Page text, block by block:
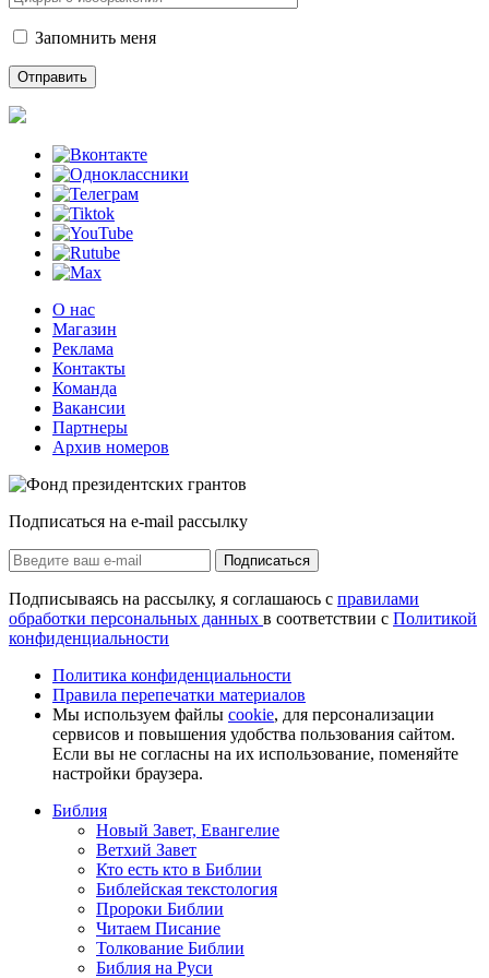
Запомнить меня
О нас
Магазин
Реклама
Контакты
Команда
Вакансии
Партнеры
Архив номеров
Подписаться на e-mail рассылку
Подписаться
Подписываясь на рассылку, я соглашаюсь с правилами
обработки персональных данных в соответствии с Политикой
конфиденциальности
Политика конфиденциальности
Правила перепечатки материалов
Мы используем файлы cookie, для персонализации
сервисов и повышения удобства пользования сайтом.
Если вы не согласны на их использование, поменяйте
настройки браузера.
Библия
Новый Завет, Евангелие
Ветхий Завет
Кто есть кто в Библии
Библейская текстология
Пророки Библии
Читаем Писание
Толкование Библии
Библия на Руси